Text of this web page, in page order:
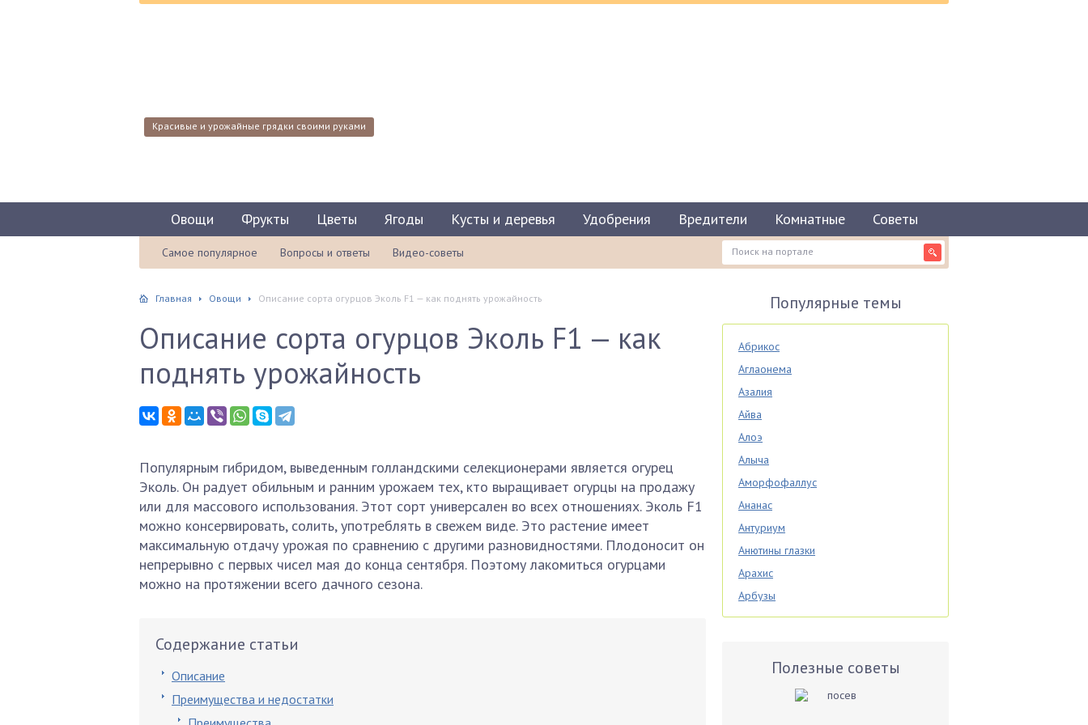
Красивые и урожайные грядки своими руками
Овощи Фрукты Цветы Ягоды Кусты и деревья Удобрения Вредители Комнатные Советы
Самое популярное Вопросы и ответы Видео-советы
Главная Овощи Описание сорта огурцов Эколь F1 — как поднять урожайность
Описание сорта огурцов Эколь F1 — как
поднять урожайность
Популярным гибридом, выведенным голландскими селекционерами является огурец
Эколь. Он радует обильным и ранним урожаем тех, кто выращивает огурцы на продажу
или для массового использования. Этот сорт универсален во всех отношениях. Эколь F1
можно консервировать, солить, употреблять в свежем виде. Это растение имеет
максимальную отдачу урожая по сравнению с другими разновидностями. Плодоносит он
непрерывно с первых чисел мая до конца сентября. Поэтому лакомиться огурцами
можно на протяжении всего дачного сезона.
Содержание статьи
Описание
Преимущества и недостатки
Популярные темы
Абрикос
Аглаонема
Азалия
Айва
Алоэ
Алыча
Аморфофаллус
Ананас
Антуриум
Анютины глазки
Арахис
Арбузы
Аспарагус
БазиликПолезные советы